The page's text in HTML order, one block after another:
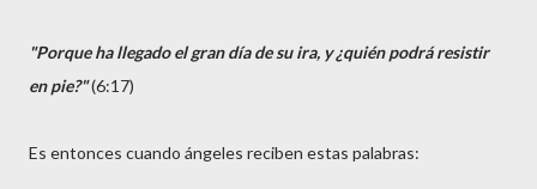
"Porque ha llegado el gran día de su ira, y ¿quién podrá resistir
en pie?"(6:17)
Es entonces cuando ángeles reciben estas palabras: